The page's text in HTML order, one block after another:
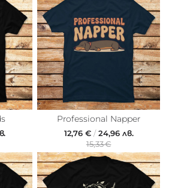
Professional Napper
12,76 €/24,96 лв.
15,33 €